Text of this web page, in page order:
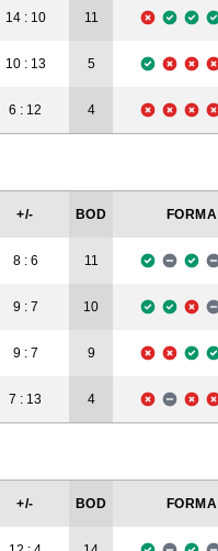
14 : 10 11
10 : 13 5
6 : 12 4
+/- BOD FORMA
8 : 6 11
9 : 7 10
9 : 7 9
7 : 13 4
+/- BOD FORMA